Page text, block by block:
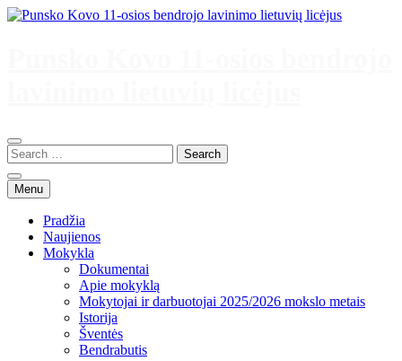
Skip
Menu
Pradžia
Naujienos
Mokykla
Dokumentai
Apie mokyklą
Mokytojai ir darbuotojai 2025/2026 mokslo metais
Istorija
Šventės
Bendrabutis